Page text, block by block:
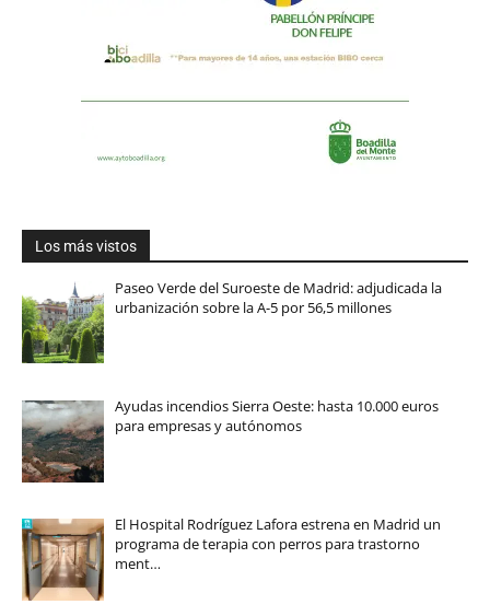
Los más vistos
Paseo Verde del Suroeste de Madrid: adjudicada la
urbanización sobre la A-5 por 56,5 millones
Ayudas incendios Sierra Oeste: hasta 10.000 euros
para empresas y autónomos
El Hospital Rodríguez Lafora estrena en Madrid un
programa de terapia con perros para trastorno
ment…